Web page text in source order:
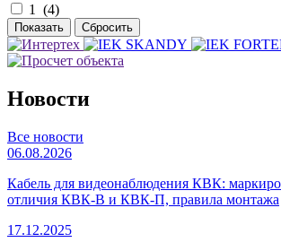
1 (4)
Новости
Все новости
06.08.2026
Кабель для видеонаблюдения КВК:
отличия КВК-В и КВК-П, правила монтажа
17.12.2025